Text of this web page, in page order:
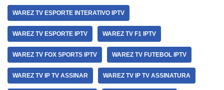
WAREZ TV ESPORTE INTERATIVO IPTV
WAREZ TV ESPORTE IPTV WAREZ TV F1 IPTV
WAREZ TV FOX SPORTS IPTV WAREZ TV FUTEBOL IPTV
WAREZ TV IP TV ASSINAR WAREZ TV IP TV ASSINATURA